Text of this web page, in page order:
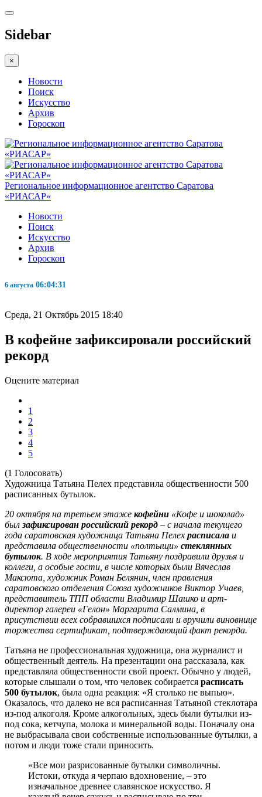
Sidebar
×
Новости
Поиск
Искусство
Архив
Гороскоп
Региональное информационное агентство Саратова
«РИАСАР»
Новости
Поиск
Искусство
Архив
Гороскоп
6 августа 06:04:31
Среда, 21 Октябрь 2015 18:40
В кофейне зафиксировали российский
рекорд
Оцените материал
1
2
3
4
5
(1 Голосовать)
Художница Татьяна Пелех представила общественности 500
расписанных бутылок.
20 октября на третьем этаже кофейни «Кофе и шоколад»
был зафиксирован российский рекорд – с начала текущего
года саратовская художница Татьяна Пелех расписала и
представила общественности «полтыщи» стеклянных
бутылок. В ходе мероприятия Татьяну поздравили друзья и
коллеги, а особые гости, в числе которых были Вячеслав
Максюта, художник Роман Белянин, член правления
саратовского отделения Союза художников Виктор Учаев,
представитель ТПП области Владимир Шашко и арт-
директор галереи «Гелон» Маргарита Салмина, в
присутствии всех собравшихся подписали и вручили виновнице
торжества сертификат, подтверждающий факт рекорда.
Татьяна не профессиональная художница, она журналист и
общественный деятель. На презентации она рассказала, как
представляла общественности свой проект. Обычно у людей,
которые слышали о том, что человек собирается расписать
500 бутылок, была одна реакция: «Я столько не выпью».
Оказалось, что далеко не вся расписанная Татьяной стеклотара
из-под алкоголя. Кроме алкогольных, здесь были бутылки из-
под сока, кетчупа, молока и минеральной воды. Поначалу она
не выбрасывала свои собственные использованные бутылки, а
потом и люди тоже стали приносить.
«Все мои разрисованные бутылки символичны.
Истоки, откуда я черпаю вдохновение, – это
изначальное древнее славянское искусство. Я